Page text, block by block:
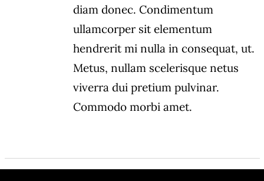
diam donec. Condimentum
ullamcorper sit elementum
hendrerit mi nulla in consequat, ut.
Metus, nullam scelerisque netus
viverra dui pretium pulvinar.
Commodo morbi amet.